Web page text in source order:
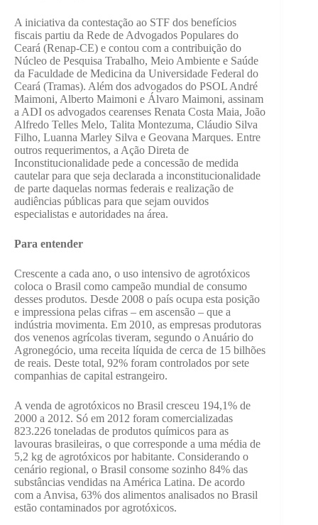
A iniciativa da contestação ao STF dos benefícios
fiscais partiu da Rede de Advogados Populares do
Ceará (Renap-CE) e contou com a contribuição do
Núcleo de Pesquisa Trabalho, Meio Ambiente e Saúde
da Faculdade de Medicina da Universidade Federal do
Ceará (Tramas). Além dos advogados do PSOL André
Maimoni, Alberto Maimoni e Álvaro Maimoni, assinam
a ADI os advogados cearenses Renata Costa Maia, João
Alfredo Telles Melo, Talita Montezuma, Cláudio Silva
Filho, Luanna Marley Silva e Geovana Marques. Entre
outros requerimentos, a Ação Direta de
Inconstitucionalidade pede a concessão de medida
cautelar para que seja declarada a inconstitucionalidade
de parte daquelas normas federais e realização de
audiências públicas para que sejam ouvidos
especialistas e autoridades na área.
Para entender
Crescente a cada ano, o uso intensivo de agrotóxicos
coloca o Brasil como campeão mundial de consumo
desses produtos. Desde 2008 o país ocupa esta posição
e impressiona pelas cifras – em ascensão – que a
indústria movimenta. Em 2010, as empresas produtoras
dos venenos agrícolas tiveram, segundo o Anuário do
Agronegócio, uma receita líquida de cerca de 15 bilhões
de reais. Deste total, 92% foram controlados por sete
companhias de capital estrangeiro.
A venda de agrotóxicos no Brasil cresceu 194,1% de
2000 a 2012. Só em 2012 foram comercializadas
823.226 toneladas de produtos químicos para as
lavouras brasileiras, o que corresponde a uma média de
5,2 kg de agrotóxicos por habitante. Considerando o
cenário regional, o Brasil consome sozinho 84% das
substâncias vendidas na América Latina. De acordo
com a Anvisa, 63% dos alimentos analisados no Brasil
estão contaminados por agrotóxicos.